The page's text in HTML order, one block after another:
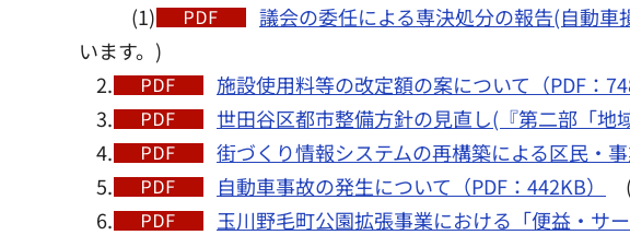
(1)
議会の委任による専決処分の報告(自動車
います。)
2.
施設使用料等の改定額の案について（PDF：
3.
世田谷区都市整備方針の見直し(『第二部「地
4.
街づくり情報システムの再構築による区民・
5.
自動車事故の発生について（PDF：442KB）
6.
玉川野毛町公園拡張事業における「便益・サ